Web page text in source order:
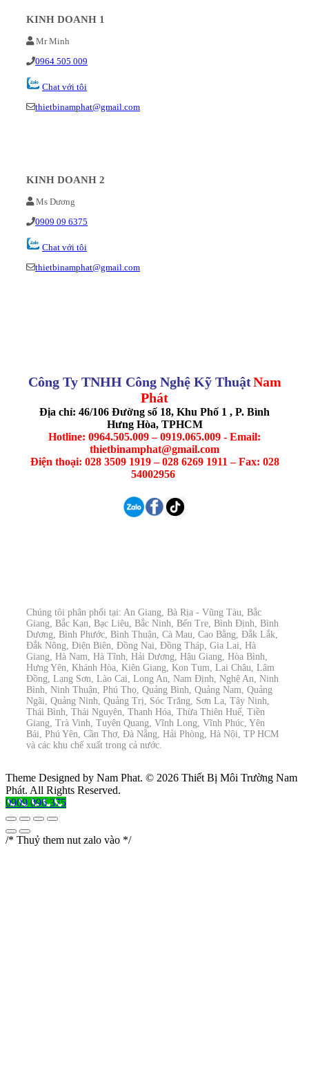
KINH DOANH 1
Mr Minh
0964 505 009
Chat với tôi
thietbinamphat@gmail.com
KINH DOANH 2
Ms Dương
0909 09 6375
Chat với tôi
thietbinamphat@gmail.com
Công Ty TNHH Công Nghệ Kỹ ThuậtNam
Phát
Địa chỉ: 46/106 Đường số 18, Khu Phố 1 , P. Bình
Hưng Hòa, TPHCM
Hotline: 0964.505.009 – 0919.065.009 - Email:
thietbinamphat@gmail.com
Điện thoại: 028 3509 1919 – 028 6269 1911 – Fax: 028
54002956
Chúng tôi phân phối tại: An Giang, Bà Rịa - Vũng Tàu, Bắc
Giang, Bắc Kạn, Bạc Liêu, Bắc Ninh, Bến Tre, Bình Định, Bình
Dương, Bình Phước, Bình Thuận, Cà Mau, Cao Bằng, Đắk Lắk,
Đắk Nông, Điện Biên, Đồng Nai, Đồng Tháp, Gia Lai, Hà
Giang, Hà Nam, Hà Tĩnh, Hải Dương, Hậu Giang, Hòa Bình,
Hưng Yên, Khánh Hòa, Kiên Giang, Kon Tum, Lai Châu, Lâm
Đồng, Lạng Sơn, Lào Cai, Long An, Nam Định, Nghệ An, Ninh
Bình, Ninh Thuận, Phú Thọ, Quảng Bình, Quảng Nam, Quảng
Ngãi, Quảng Ninh, Quảng Trị, Sóc Trăng, Sơn La, Tây Ninh,
Thái Bình, Thái Nguyên, Thanh Hóa, Thừa Thiên Huế, Tiền
Giang, Trà Vinh, Tuyên Quang, Vĩnh Long, Vĩnh Phúc, Yên
Bái, Phú Yên, Cần Thơ, Đà Nẵng, Hải Phòng, Hà Nội, TP HCM
và các khu chế xuất trong cả nước.
Theme Designed by Nam Phat. © 2026 Thiết Bị Môi Trường Nam
Phát. All Rights Reserved.
0909 096 375
/* Thuỷ them nut zalo vào */